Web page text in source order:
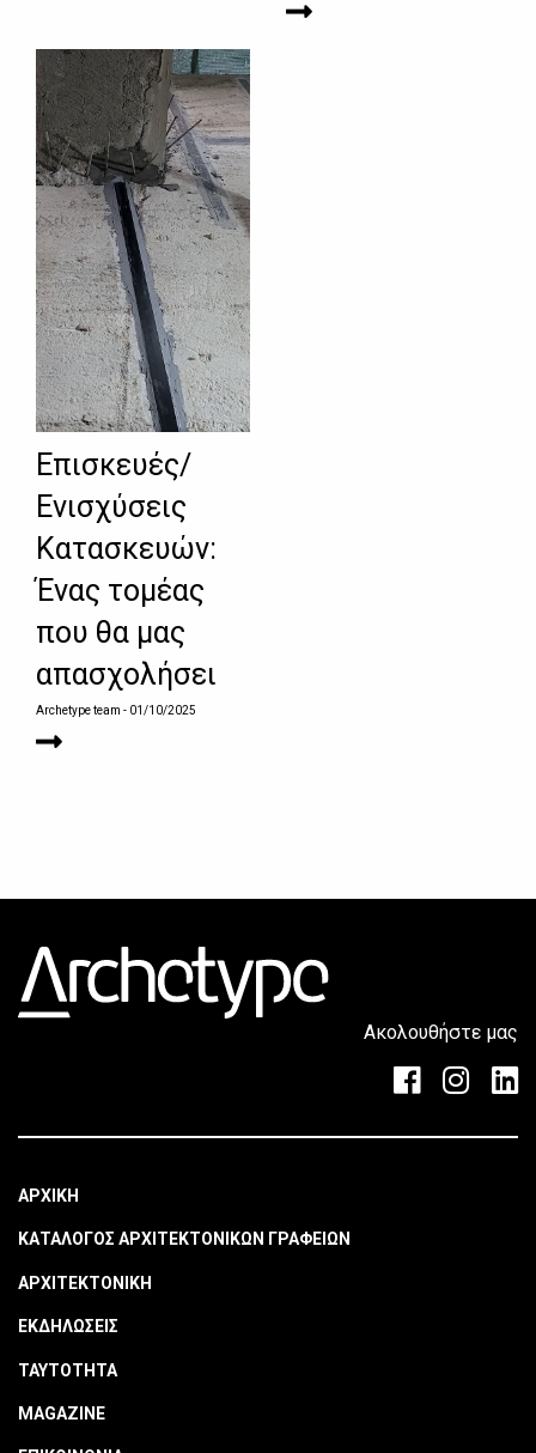
Επισκευές/
Ενισχύσεις
Κατασκευών:
Ένας τομέας
που θα μας
απασχολήσει
Archetype team - 01/10/2025
Ακολουθήστε μας
ΑΡΧΙΚΗ
ΚΑΤΑΛΟΓΟΣ ΑΡΧΙΤΕΚΤΟΝΙΚΩΝ ΓΡΑΦΕΙΩΝ
ΑΡΧΙΤΕΚΤΟΝΙΚΗ
ΕΚΔΗΛΩΣΕΙΣ
ΤΑΥΤΟΤΗΤΑ
MAGAZINE